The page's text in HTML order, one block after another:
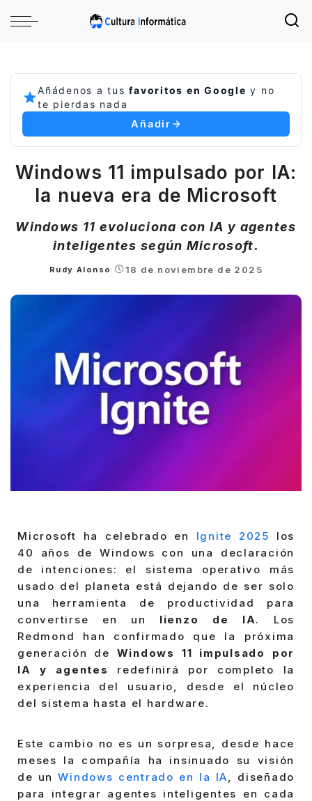
Añádenos a tusfavoritos en Google y no
te pierdas nada
Añadir
Windows 11 impulsado por IA:
la nueva era de Microsoft
Windows 11 evoluciona con IA y agentes
inteligentes según Microsoft.
Posted
Rudy Alonso 18 de noviembre de 2025
Microsoft ha celebrado en Ignite 2025
los
40 años de Windows con una declaración
de intenciones: el sistema operativo más
usado del planeta está dejando de ser solo
una herramienta de productividad para
convertirse en un lienzo de IA. Los
Redmond han confirmado que la próxima
generación de Windows 11 impulsado por
IA y agentes
redefinirá por completo la
experiencia del usuario, desde el núcleo
del sistema hasta el hardware.
Este cambio no es un sorpresa, desde hace
meses la compañía ha insinuado su visión
de unWindows centrado en la IA, diseñado
para integrar agentes inteligentes en cada